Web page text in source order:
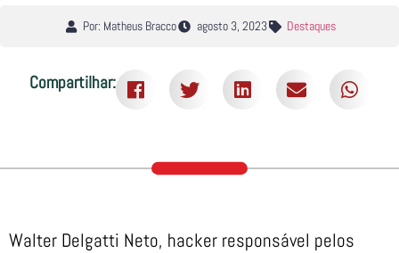
Por: Matheus Bracco agosto 3, 2023 Destaques
Compartilhar:
Walter Delgatti Neto, hacker responsável pelos